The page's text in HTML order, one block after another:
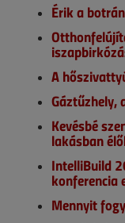
Érik a
A
Gáztűzhely,
Kevésbé
lakásban
IntelliBuild
konferencia
Mennyit